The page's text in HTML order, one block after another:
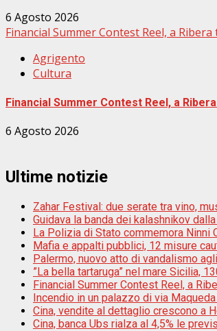
6 Agosto 2026
Financial Summer Contest Reel, a
Agrigento
Cultura
Financial Summer Contest Reel, a
6 Agosto 2026
Ultime notizie
Zahar Festival: due serate tra vino,
Guidava la banda dei kalashnikov
La Polizia di Stato commemora Ninni
Mafia e appalti pubblici, 12 misure
Palermo, nuovo atto di vandalismo
”La bella tartaruga” nel mare Sicilia,
Financial Summer Contest Reel, a
Incendio in un palazzo di via
Cina, vendite al dettaglio crescono a
Cina, banca Ubs rialza al 4,5% le